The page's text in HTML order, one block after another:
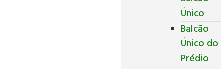
Único
Balcão
Único do
Prédio